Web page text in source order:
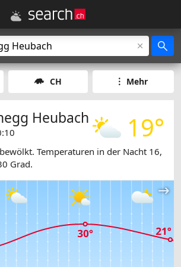
CH Mehr
19°
Heubach
Temperaturen in der Nacht 16,
Grad.